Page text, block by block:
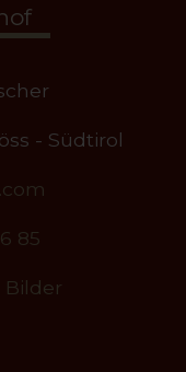
- Südtirol
85
Bilder